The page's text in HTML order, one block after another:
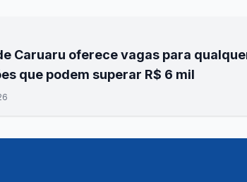
Caruaru oferece vagas para
que podem superar R$ 6 mil